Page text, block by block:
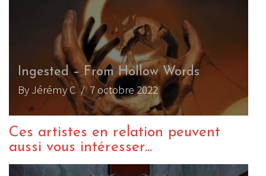
Ingested – From Hollow Words
By Jérémy C/ 7 octobre 2022
Ces artistes en relation peuvent
aussi vous intéresser...